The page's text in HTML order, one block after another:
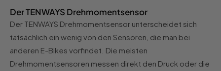
Der TENWAYS Drehmomentsensor
Der TENWAYS Drehmomentsensor unterscheidet sich
tatsächlich ein wenig von den Sensoren, die man bei
anderen E-Bikes vorfindet. Die meisten
Drehmomentsensoren messen direkt den Druck oder die